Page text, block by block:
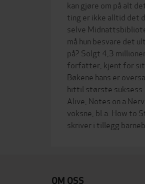
kan gjøre om på alt
ting er ikke alltid det
selve
må hun besvare det
på? Solgt 4,3
forfatter, kjent for
Bøkene hans er
hittil største suksess.
Alive, Notes on a
voksne, bl.a. How to
OM OSS